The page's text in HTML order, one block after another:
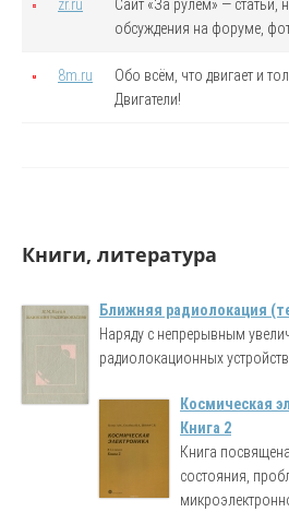
zr.ru
Сайт «За рулём» — статьи,
обсуждения на форуме,
8m.ru
Обо всём, что двигает и
Двигатели!
Книги, литература
Ближняя радиолокация
Наряду с непрерывным
радиолокационных устройств
Космическая
Книга 2
Книга
состояния,